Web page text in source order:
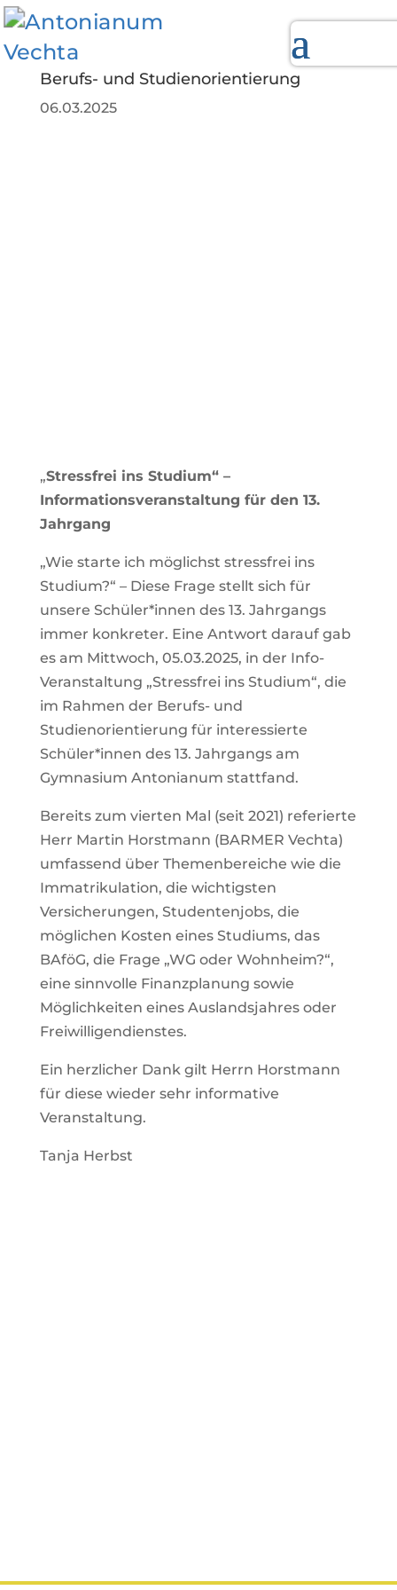
Berufs- und Studienorientierung
06.03.2025
„Stressfrei ins Studium“ –
Informationsveranstaltung für den 13.
Jahrgang
„Wie starte ich möglichst stressfrei ins
Studium?“ – Diese Frage stellt sich für
unsere Schüler*innen des 13. Jahrgangs
immer konkreter. Eine Antwort darauf gab
es am Mittwoch, 05.03.2025, in der Info-
Veranstaltung „Stressfrei ins Studium“, die
im Rahmen der Berufs- und
Studienorientierung für interessierte
Schüler*innen des 13. Jahrgangs am
Gymnasium Antonianum stattfand.
Bereits zum vierten Mal (seit 2021) referierte
Herr Martin Horstmann (BARMER Vechta)
umfassend über Themenbereiche wie die
Immatrikulation, die wichtigsten
Versicherungen, Studentenjobs, die
möglichen Kosten eines Studiums, das
BAföG, die Frage „WG oder Wohnheim?“,
eine sinnvolle Finanzplanung sowie
Möglichkeiten eines Auslandsjahres oder
Freiwilligendienstes.
Ein herzlicher Dank gilt Herrn Horstmann
für diese wieder sehr informative
Veranstaltung.
Tanja Herbst